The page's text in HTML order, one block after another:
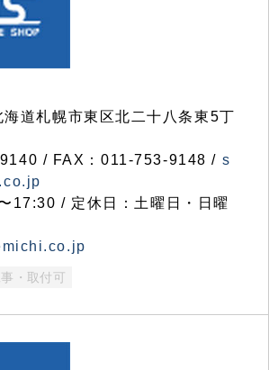
道札幌市東区北二十八条東5丁
/ FAX：011-753-9148 / s
17:30 / 定休日：土曜日・日曜
・取付可